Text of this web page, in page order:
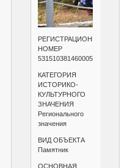
РЕГИСТРАЦИОННЫЙ
НОМЕР
531510381460005
КАТЕГОРИЯ
ИСТОРИКО-
КУЛЬТУРНОГО
ЗНАЧЕНИЯ
Регионального
значения
ВИД ОБЪЕКТА
Памятник
ОСНОВНАЯ